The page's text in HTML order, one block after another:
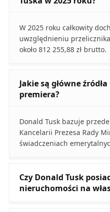
W 2025 roku całkowity
uwzględnieniu
około 812 255,88 zł brutto.
Jakie są główne
premiera?
Donald Tusk bazuje
Kancelarii Prezesa Rady
świadczeniach
Czy Donald Tusk
nieruchomości na